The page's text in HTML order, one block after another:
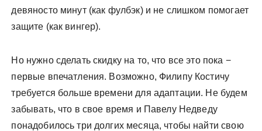
девяносто минут (как фулбэк) и не слишком помогает
защите (как вингер).
Но нужно сделать скидку на то, что все это пока −
первые впечатления. Возможно, Филипу Костичу
требуется больше времени для адаптации. Не будем
забывать, что в свое время и Павелу Недведу
понадобилось три долгих месяца, чтобы найти свою